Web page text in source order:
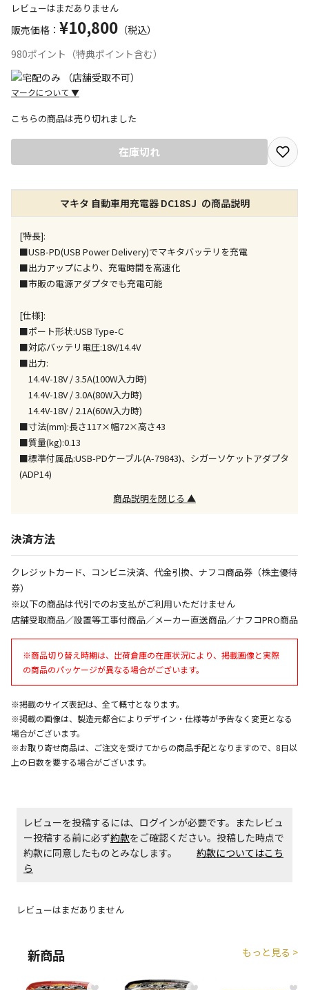
レビューはまだありません
販売価格： ¥10,800 （税込）
980ポイント（特典ポイント含む）
マークについて ▼
宅配や店舗受取を選択できる商品です
店舗のみで受取できる商品です（宅配便でのお届けが
できません）
※同時購入の商品は、全て同じ店舗での受取となりま
特定の店舗のみで受取ができる商品です（宅配便での
お届けができません）
※同時購入の商品は、全て同じ店舗での受取となりま
委託業者によりお届けする商品です
※ほか商品との同時購入はできません。お手数です
が、ご購入手続きを分けてお買い求めください
※電話注文はできません。
宅配のみでお届けする商品です（店舗受取は選択でき
ません）
※「宅配・店舗受取」「宅配のみ」マークの商品のみ
同時購入が可能です
ただし、メーカーの営業日に基づき出荷手続きを行う
お見積商品です。金額・施工日はお打ち合わせの上、
決定となります。
決定となります。
エアコンの取付工事が必要な商品です。別途費用が発
商品購入個数ごとに送料がかかる商品です
こちらの商品は売り切れました
在庫切れ
マキタ 自動車用充電器 DC18SJ の商品説明
[特長]:
■USB-PD(USB Power Delivery)でマキタバッテリを充電
■出力アップにより、充電時間を高速化
■市販の電源アダプタでも充電可能
[仕様]:
■ポート形状:USB Type-C
■対応バッテリ電圧:18V/14.4V
■出力:
14.4V-18V / 3.5A(100W入力時)
14.4V-18V / 3.0A(80W入力時)
14.4V-18V / 2.1A(60W入力時)
■寸法(mm):長さ117×幅72×高さ43
■質量(kg):0.13
■標準付属品:USB-PDケーブル(A-79843)、シガーソケットアダプタ
(ADP14)
商品説明を閉じる ▲
決済方法
クレジットカード、コンビニ決済、代金引換、ナフコ商品券（株主優待
券）
※以下の商品は代引でのお支払がご利用いただけません
店舗受取商品／設置等工事付商品／メーカー直送商品／ナフコPRO商品
※商品切り替え時期は、出荷倉庫の在庫状況により、掲載画像と実際
の商品のパッケージが異なる場合がございます。
※掲載のサイズ表記は、全て概寸となります。
※掲載の画像は、製造元都合によりデザイン・仕様等が予告なく変更となる
場合がございます。
※お取り寄せ商品は、ご注文を受けてからの商品手配となりますので、8日以
上の日数を要する場合がございます。
レビューを投稿するには、ログインが必要です。またレビュ
ー投稿する前に必ず約款をご確認ください。投稿した時点で
約款に同意したものとみなします。 約款についてはこち
ら
レビューはまだありません
新商品 もっと見る >